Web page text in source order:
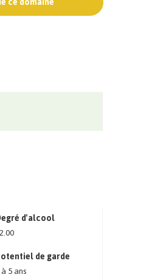
d'alcool
de garde
5 ans